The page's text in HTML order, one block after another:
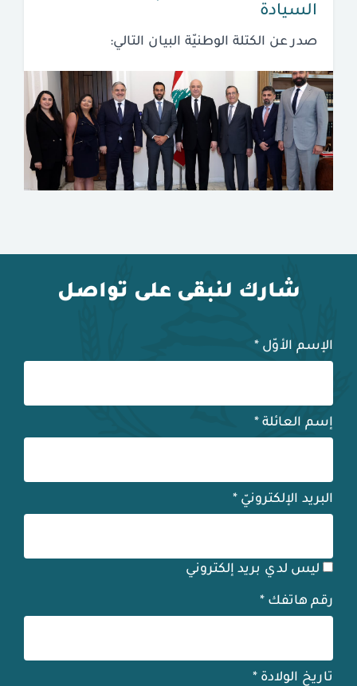
السيادة
صدر عن الكتلة الوطنيّة البيان التالي:
شارك لنبقى على تواصل
الإسم الأوّل *
إسم العائلة *
البريد الإلكترونيّ *
ليس لدي بريد إلكتروني
رقم هاتفك *
تاريخ الولادة *